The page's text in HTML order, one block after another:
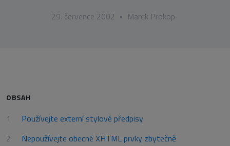
29. července 2002 • Marek Prokop
OBSAH
Používejte externí stylové předpisy
Nepoužívejte obecné XHTML prvky zbytečně